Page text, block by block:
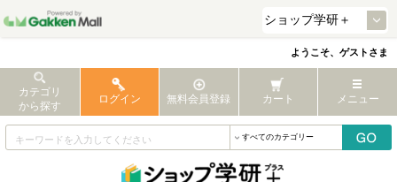
ようこそ、ゲストさま
カテゴリ
から探す
ログイン 無料会員登録 カート メニュー